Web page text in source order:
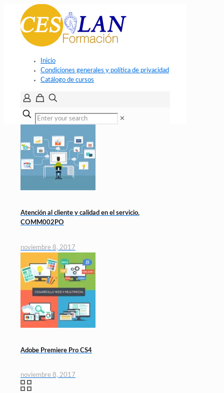
Inicio
Condiciones generales y política de privacidad
Catálogo de cursos
✕
Atención al cliente y calidad en el servicio.
COMM002PO
noviembre 8, 2017
Adobe Premiere Pro CS4
noviembre 8, 2017